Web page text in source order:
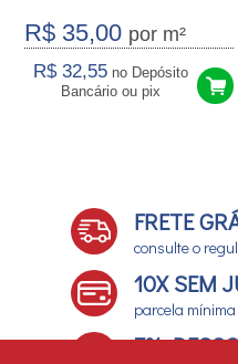
R$ 35,00 por m²
R$ 32,55 no Depósito
Bancário ou pix
FRETE
consulte o
10X SEM
parcela
7%